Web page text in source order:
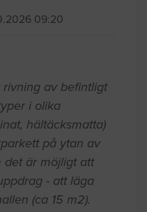
09:20
av befintligt
i olika
hältäcksmatta)
på ytan av
det är möjligt att
- att läga
(ca 15 m2).